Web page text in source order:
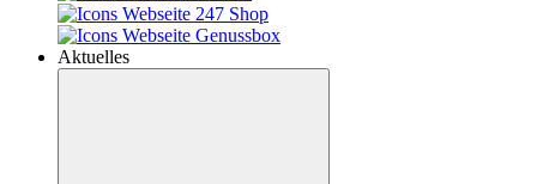
Aktuelles